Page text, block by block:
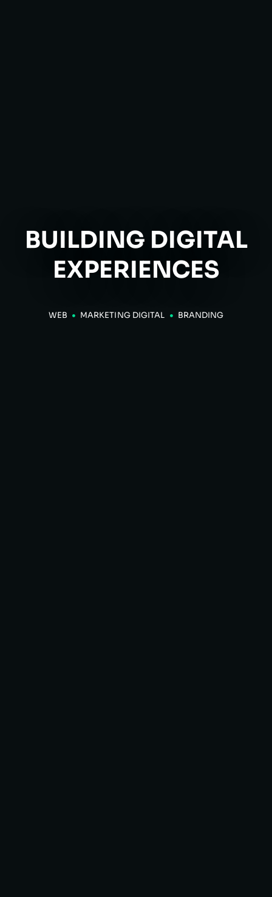
BUILDING DIGITAL
EXPERIENCES
WEB MARKETING DIGITAL BRANDING